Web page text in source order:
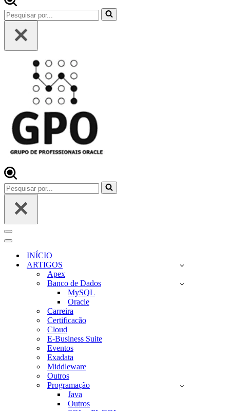
Pesquisar
por...
Pesquisar
por...
Menu
de
navegação
Menu
navegaçãoINÍCIO
ARTIGOS
Apex
Banco de Dados
MySQL
Oracle
Carreira
Certificacão
Cloud
E-Business Suite
Eventos
Exadata
Middleware
Outros
Programação
Java
Outros